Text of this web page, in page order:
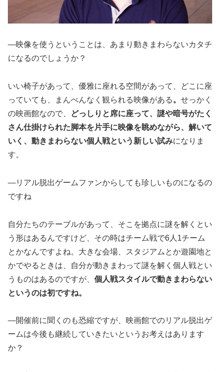
―映像を使うということは、あまり動きまわらないカタチ
になるのでしょうか？
いい椅子があって、優雅に座れる空間があって、どこに座
っていても、まんべんなく観られる映像がある。 せっかく
の映画館なので、
どっしりと席に座って、謎や暗号がたく
さん仕掛けられた脚本を片手に映像を眺めながら、解いて
いく、動きまわらない個人戦という新しい試みになりま
す。
―リアル脱出ゲームファンからしても珍しいものになるの
ですね
自分たちのテーブルがあって、そこを拠点に謎を解くとい
う形はあるんですけど、その時はチーム戦で6人1チーム
とかなんですよね。大きな会場、スタジアムとか遊園地と
かでやるときは、自分が動きまわって謎を解く個人戦とい
うものはあるのですが、 個人戦スタイルで動きまわらない
というのは初ですね。
―開催前に聞くのも恐縮ですが、映画館でのリアル脱出ゲ
ームは今後も継続していきたいというお考えはあります
か？